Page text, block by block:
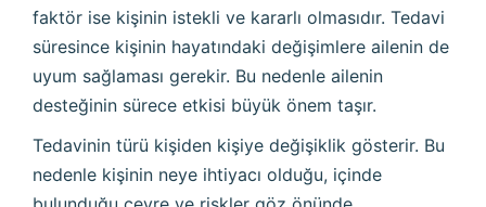
faktör ise kişinin istekli ve kararlı olmasıdır. Tedavi
süresince kişinin hayatındaki değişimlere ailenin de
uyum sağlaması gerekir. Bu nedenle ailenin
desteğinin sürece etkisi büyük önem taşır.
Tedavinin türü kişiden kişiye değişiklik gösterir. Bu
nedenle kişinin neye ihtiyacı olduğu, içinde